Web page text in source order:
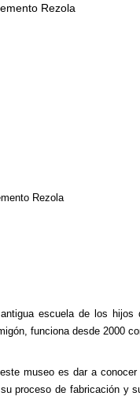
Rezola
escuela de los
funciona desde 2000
museo es dar a
proceso de fabricación y